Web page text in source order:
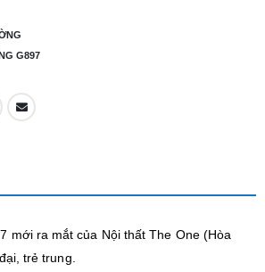
G897
mới ra mắt của Nội thất The One (Hòa
trẻ trung.